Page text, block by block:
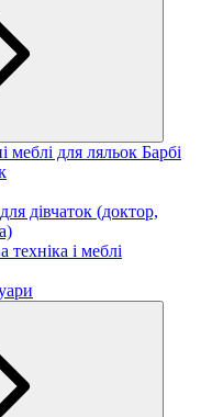
меблі для ляльок Барбі
дівчаток (доктор,
техніка і меблі